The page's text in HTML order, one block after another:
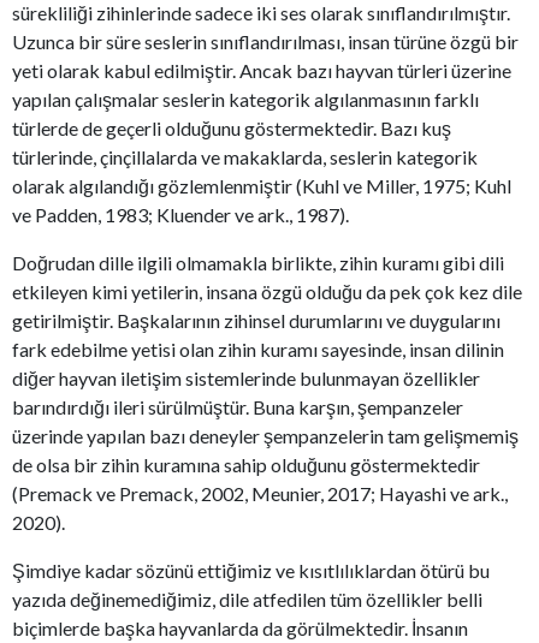
sürekliliği zihinlerinde sadece iki ses olarak sınıflandırılmıştır.
Uzunca bir süre seslerin sınıflandırılması, insan türüne özgü bir
yeti olarak kabul edilmiştir. Ancak bazı hayvan türleri üzerine
yapılan çalışmalar seslerin kategorik algılanmasının farklı
türlerde de geçerli olduğunu göstermektedir. Bazı kuş
türlerinde, çinçillalarda ve makaklarda, seslerin kategorik
olarak algılandığı gözlemlenmiştir (Kuhl ve Miller, 1975; Kuhl
ve Padden, 1983; Kluender ve ark., 1987).
Doğrudan dille ilgili olmamakla birlikte, zihin kuramı gibi dili
etkileyen kimi yetilerin, insana özgü olduğu da pek çok kez dile
getirilmiştir. Başkalarının zihinsel durumlarını ve duygularını
fark edebilme yetisi olan zihin kuramı sayesinde, insan dilinin
diğer hayvan iletişim sistemlerinde bulunmayan özellikler
barındırdığı ileri sürülmüştür. Buna karşın, şempanzeler
üzerinde yapılan bazı deneyler şempanzelerin tam gelişmemiş
de olsa bir zihin kuramına sahip olduğunu göstermektedir
(Premack ve Premack, 2002, Meunier, 2017; Hayashi ve ark.,
2020).
Şimdiye kadar sözünü ettiğimiz ve kısıtlılıklardan ötürü bu
yazıda değinemediğimiz, dile atfedilen tüm özellikler belli
biçimlerde başka hayvanlarda da görülmektedir. İnsanın